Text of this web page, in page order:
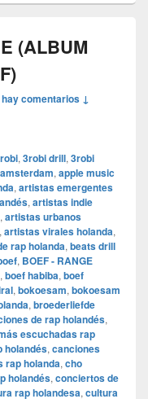
(ALBUM
hay comentarios ↓
, 3robi drill, 3robi
amsterdam, apple music
, artistas emergentes
, artistas indie
, artistas urbanos
, artistas virales holanda,
rap holanda, beats drill
, BOEF - RANGE
, boef habiba, boef
, bokoesam, bokoesam
, broederliefde
de rap holandés,
escuchadas rap
holandés, canciones
rap holanda, cho
holandés, conciertos de
rap holandesa, cultura